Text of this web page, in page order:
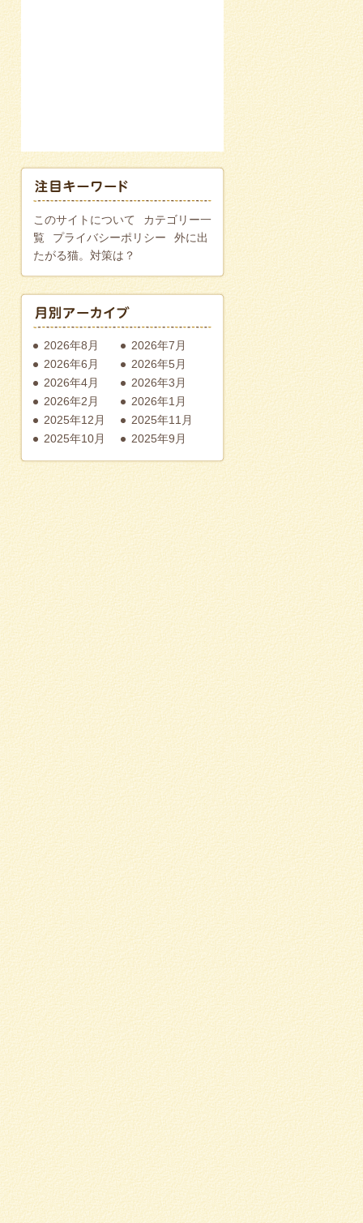
このサイトについて
カテゴリー一
覧
プライバシーポリシー
外に出
たがる猫。対策は？
2026年8月
2026年7月
2026年6月
2026年5月
2026年4月
2026年3月
2026年2月
2026年1月
2025年12月
2025年11月
2025年10月
2025年9月